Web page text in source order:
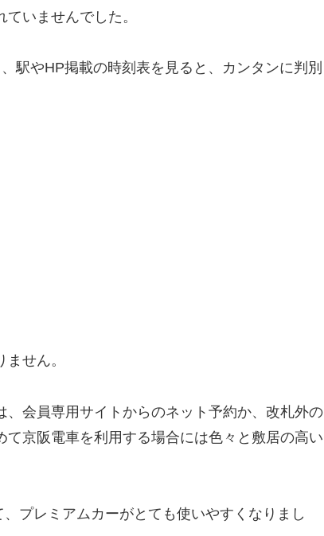
いませんでした。
駅やHP掲載の時刻表を見ると、カンタンに判別
せん。
会員専用サイトからのネット予約か、改札外の
京阪電車を利用する場合には色々と敷居の高い
、プレミアムカーがとても使いやすくなりまし